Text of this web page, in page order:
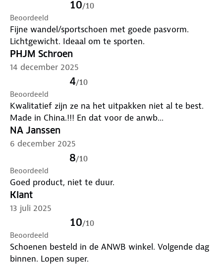
10/10
Beoordeeld
Fijne wandel/sportschoen met goede pasvorm.
Lichtgewicht. Ideaal om te sporten.
PHJM Schroen
14 december 2025
4/10
Beoordeeld
Kwalitatief zijn ze na het uitpakken niet al te best.
Made in China.!!! En dat voor de anwb...
NA Janssen
6 december 2025
8/10
Beoordeeld
Goed product, niet te duur.
Klant
13 juli 2025
10/10
Beoordeeld
Schoenen besteld in de ANWB winkel. Volgende dag
binnen. Lopen super.